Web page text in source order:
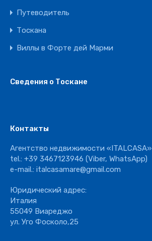
Путеводитель
Тоскана
Виллы в Форте дей Марми
Сведения о Тоскане
Контакты
Агентство недвижимости «ITALCASA»
tel.: +39 3467123946 (Viber, WhatsApp)
e-mail.: italcasamare@gmail.com
Юридический адрес:
Италия
55049 Виареджо
ул. Уго Фосколо,25